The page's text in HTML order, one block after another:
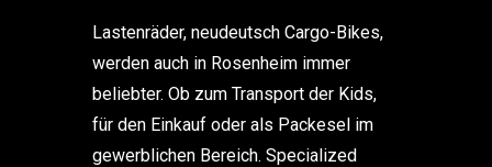
Lastenräder, neudeutsch Cargo-Bikes,
werden auch in Rosenheim immer
beliebter. Ob zum Transport der Kids,
für den Einkauf oder als Packesel im
gewerblichen Bereich. Specialized